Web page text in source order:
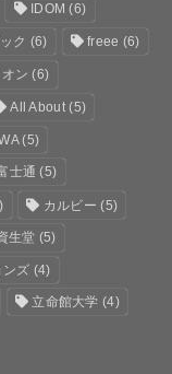
IDOM (6)
ク (6) freee (6)
ン (6)
All About(5)
(5)
士通 (5)
カルビー (5)
生堂 (5)
ンズ (4)
立命館大学 (4)